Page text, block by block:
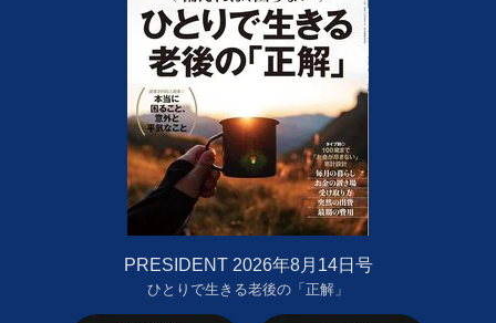
PRESIDENT 2026年8月14日号
ひとりで生きる老後の「正解」